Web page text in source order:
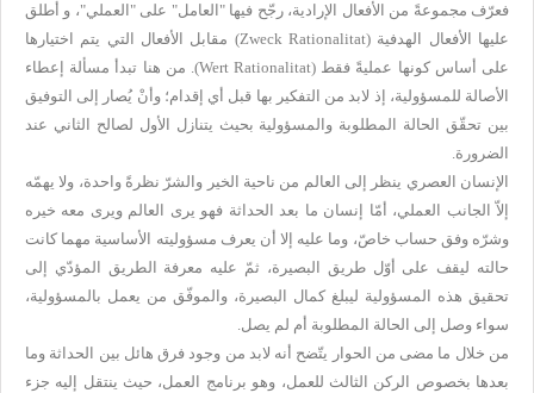
فعرّف مجموعةً من الأفعال الإرادية، رجّح فيها "العامل" على "العملي"، و أطلق
عليها الأفعال الهدفية (Zweck Rationalitat) مقابل الأفعال التي يتم اختيارها
على أساس كونها عمليةً فقط (Wert Rationalitat). من هنا تبدأ مسألة إعطاء
الأصالة للمسؤولية، إذ لابد من التفكير بها قبل أي إقدام؛ وأنْ يُصار إلى التوفيق
بين تحقّق الحالة المطلوبة والمسؤولية بحيث يتنازل الأول لصالح الثاني عند
الضرورة.
الإنسان العصري ينظر إلى العالم من ناحية الخير والشرّ نظرةً واحدة، ولا يهمّه
إلاّ الجانب العملي، أمّا إنسان ما بعد الحداثة فهو يرى العالم ويرى معه خيره
وشرّه وفق حساب خاصّ، وما عليه إلا أن يعرف مسؤوليته الأساسية مهما كانت
حالته ليقف على أوّل طريق البصيرة، ثمّ عليه معرفة الطريق المؤدّي إلى
تحقيق هذه المسؤولية ليبلغ كمال البصيرة، والموفّق من يعمل بالمسؤولية،
سواء وصل إلى الحالة المطلوبة أم لم يصل.
من خلال ما مضى من الحوار يتّضح أنه لابد من وجود فرق هائل بين الحداثة وما
بعدها بخصوص الركن الثالث للعمل، وهو برنامج العمل، حيث ينتقل إليه جزء